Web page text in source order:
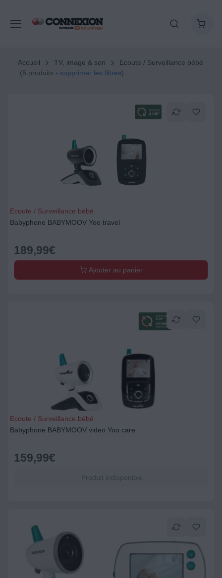
Accueil TV, image & son
Ecoute / Surveillance bébé
(6 produits - supprimer les filtres)
Ecoute / Surveillance bébé
Babyphone BABYMOOV Yoo travel
189,99€
Ajouter au panier
Ecoute / Surveillance bébé
Babyphone BABYMOOV video Yoo care
159,99€
Produit indisponible